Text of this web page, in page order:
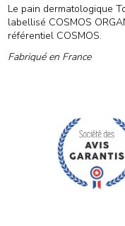
Le pain dermatologique
labellisé COSMOS
référentiel COSMOS.
Fabriqué en France